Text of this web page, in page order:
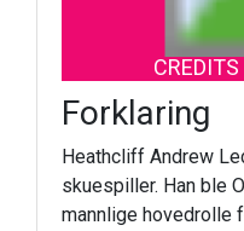
Forklaring
Heathcliff Andrew
skuespiller. Han ble
mannlige hovedrolle